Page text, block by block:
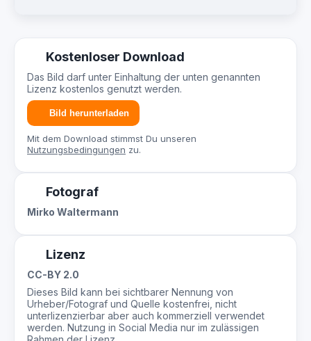
Kostenloser Download
Das Bild darf unter Einhaltung der unten genannten
Lizenz kostenlos genutzt werden.
Bild herunterladen
Mit dem Download stimmst Du unseren
Nutzungsbedingungen zu.
Fotograf
Mirko Waltermann
Lizenz
CC-BY 2.0
Dieses Bild kann bei sichtbarer Nennung von
Urheber/Fotograf und Quelle kostenfrei, nicht
unterlizenzierbar aber auch kommerziell verwendet
werden. Nutzung in Social Media nur im zulässigen